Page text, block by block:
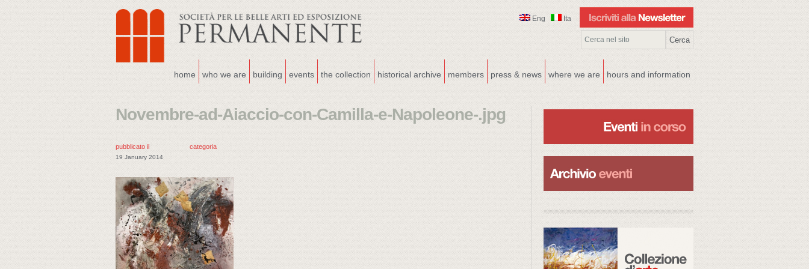
Eng Ita
home who we are building events the collection historical archive members press & news where we are hours and information
Novembre-ad-Aiaccio-con-Camilla-e-Napoleone-.jpg
pubblicato il
19 January 2014
categoria